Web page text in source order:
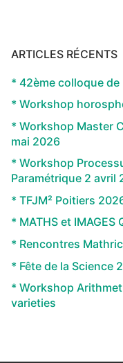
ARTICLES RÉCENTS
* 42ème colloque
* Workshop
* Workshop Master
mai 2026
* Workshop
Paramétrique 2 avril
* TFJM² Poitiers
* MATHS et
* Rencontres
* Fête de la Science
* Workshop
varieties